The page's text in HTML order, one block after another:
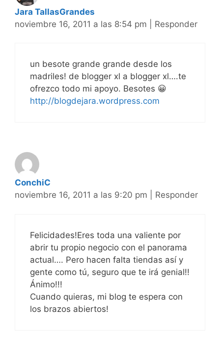
Jara TallasGrandes
noviembre 16, 2011 a las 8:54 pm
Responder
un besote grande grande desde los
madriles! de blogger xl a blogger xl….te
ofrezco todo mi apoyo. Besotes 😀
http://blogdejara.wordpress.com
ConchiC
noviembre 16, 2011 a las 9:20 pm
Responder
Felicidades!Eres toda una valiente por
abrir tu propio negocio con el panorama
actual…. Pero hacen falta tiendas así y
gente como tú, seguro que te irá genial!!
Ánimo!!!
Cuando quieras, mi blog te espera con
los brazos abiertos!